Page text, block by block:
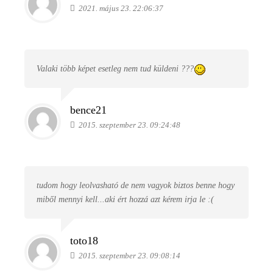
2021. május 23. 22:06:37
Valaki több képet esetleg nem tud küldeni ???
bence21
2015. szeptember 23. 09:24:48
tudom hogy leolvasható de nem vagyok biztos benne hogy
miből mennyi kell...aki ért hozzá azt kérem irja le :(
toto18
2015. szeptember 23. 09:08:14